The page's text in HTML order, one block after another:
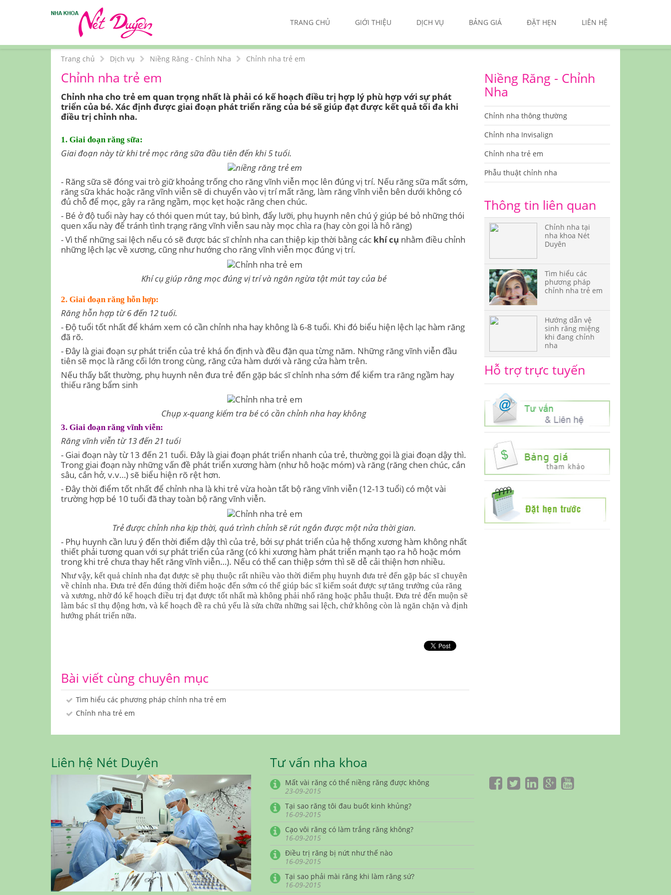
TRANG CHỦ GIỚI THIỆU DỊCH VỤ BẢNG GIÁ ĐẶT HẸN LIÊN HỆ
Trang chủ Dịch vụ Niềng Răng - Chỉnh Nha Chỉnh nha trẻ em
Chỉnh nha trẻ em
Chỉnh nha cho trẻ em quan trọng nhất là phải có kế hoạch điều trị hợp lý phù hợp với sự phát
triển của bé. Xác định được giai đoạn phát triển răng của bé sẽ giúp đạt được kết quả tối đa khi
điều trị chỉnh nha.
1. Giai đoạn răng sữa:
Giai đoạn này từ khi trẻ mọc răng sữa đầu tiên đến khi 5 tuổi.
- Răng sữa sẽ đóng vai trò giữ khoảng trống cho răng vĩnh viễn mọc lên đúng vị trí. Nếu răng sữa mất sớm,
răng sữa khác hoặc răng vĩnh viễn sẽ di chuyển vào vị trí mất răng, làm răng vĩnh viễn bên dưới không có
đủ chỗ để mọc, gây ra răng ngầm, mọc kẹt hoặc răng chen chúc.
- Bé ở độ tuổi này hay có thói quen mút tay, bú bình, đẩy lưỡi, phụ huynh nên chú ý giúp bé bỏ những thói
quen xấu này để tránh tình trạng răng vĩnh viễn sau này mọc chìa ra (hay còn gọi là hô răng)
- Vì thế những sai lệch nếu có sẽ được bác sĩ chỉnh nha can thiệp kịp thời bằng các khí cụ nhằm điều chỉnh
những lệch lạc về xương, cũng như hướng cho răng vĩnh viễn mọc đúng vị trí.
Khí cụ giúp răng mọc đúng vị trí và ngăn ngừa tật mút tay của bé
2. Giai đoạn răng hỗn hợp:
Răng hỗn hợp từ 6 đến 12 tuổi.
- Độ tuổi tốt nhất để khám xem có cần chỉnh nha hay không là 6-8 tuổi. Khi đó biểu hiện lệch lạc hàm răng
đã rõ.
- Đây là giai đoạn sự phát triển của trẻ khá ổn định và đều đặn qua từng năm. Những răng vĩnh viễn đầu
tiên sẽ mọc là răng cối lớn trong cùng, răng cửa hàm dưới và răng cửa hàm trên.
Nếu thấy bất thường, phụ huynh nên đưa trẻ đến gặp bác sĩ chỉnh nha sớm để kiểm tra răng ngầm hay
thiếu răng bẩm sinh
Chụp x-quang kiểm tra bé có cần chỉnh nha hay không
3. Giai đoạn răng vĩnh viễn:
Răng vĩnh viễn từ 13 đến 21 tuổi
- Giai đoạn này từ 13 đến 21 tuổi. Đây là giai đoạn phát triển nhanh của trẻ, thường gọi là giai đoạn dậy thì.
Trong giai đoạn này những vấn đề phát triển xương hàm (như hô hoặc móm) và răng (răng chen chúc, cắn
sâu, cắn hở, v.v…) sẽ biểu hiện rõ rệt hơn.
- Đây thời điểm tốt nhất để chỉnh nha là khi trẻ vừa hoàn tất bộ răng vĩnh viễn (12-13 tuổi) có một vài
trường hợp bé 10 tuổi đã thay toàn bộ răng vĩnh viễn.
Trẻ được chỉnh nha kịp thời, quá trình chỉnh sẽ rút ngắn được một nửa thời gian.
- Phụ huynh cần lưu ý đến thời điểm dậy thì của trẻ, bởi sự phát triển của hệ thống xương hàm không nhất
thiết phải tương quan với sự phát triển của răng (có khi xương hàm phát triển mạnh tạo ra hô hoặc móm
trong khi trẻ chưa thay hết răng vĩnh viễn…). Nếu có thể can thiệp sớm thì sẽ dễ cải thiện hơn nhiều.
Như vậy, kết quả chỉnh nha đạt được sẽ phụ thuộc rất nhiều vào thời điểm phụ huynh đưa trẻ đến gặp bác sĩ chuyên
về chỉnh nha. Đưa trẻ đến đúng thời điểm hoặc đến sớm có thể giúp bác sĩ kiểm soát được sự tăng trưởng của răng
và xương, nhờ đó kế hoạch điều trị đạt được tốt nhất mà không phải nhổ răng hoặc phẫu thuật. Đưa trẻ đến muộn sẽ
làm bác sĩ thụ động hơn, và kế hoạch đề ra chủ yếu là sửa chữa những sai lệch, chứ không còn là ngăn chặn và định
hướng phát triển nữa.
Bài viết cùng chuyên mục
Tìm hiểu các phương pháp chỉnh nha trẻ em
Chỉnh nha trẻ em
Niềng Răng - Chỉnh
Nha
Chỉnh nha thông thường
Chỉnh nha Invisalign
Chỉnh nha trẻ em
Phẫu thuật chỉnh nha
Thông tin liên quan
Chỉnh nha tại
nha khoa Nét
Duyên
Tìm hiểu các
phương pháp
chỉnh nha trẻ em
Hướng dẫn vệ
sinh răng miệng
khi đang chỉnh
nha
Hỗ trợ trực tuyến
Liên hệ Nét Duyên Tư vấn nha khoa
Mất vài răng có thể niềng răng được không
23-09-2015
Tại sao răng tôi đau buốt kinh khủng?
16-09-2015
Cạo vôi răng có làm trắng răng không?
16-09-2015
Điều trị răng bị nứt như thế nào
16-09-2015
Tại sao phải mài răng khi làm răng sứ?
16-09-2015